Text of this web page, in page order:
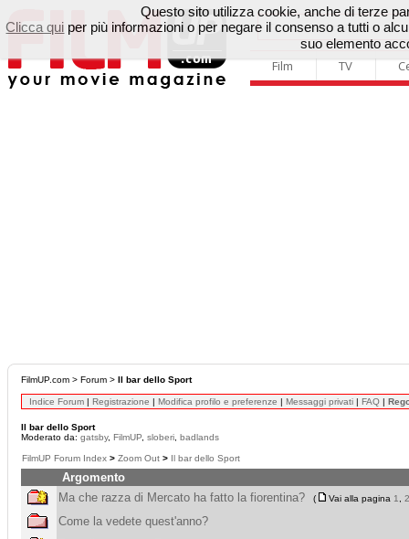
Film TV
FilmUP.com > Forum > Il bar dello Sport
Indice Forum | Registrazione | Modifica profilo e preferenze | Messaggi privati | FAQ |
Il bar dello Sport
Moderato da: gatsby, FilmUP sloberi badlands
FilmUP Forum Index > Zoom Out > Il bar dello Sport
Argomento
Ma che razza di Mercato ha fatto la fiorentina?
( Vai alla pagina 1 2
Come la vedete quest'anno?
Questo sito utilizza cookie, anche di terze
Clicca qui per più informazioni o per negare il consenso a tutti o
suo elemento